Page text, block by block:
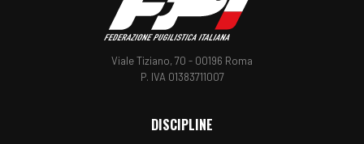
Viale Tiziano, 70 - 00196 Roma
P. IVA 01383711007
DISCIPLINE